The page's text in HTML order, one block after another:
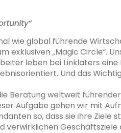
wie global führende
exklusiven „Magic Circle“.
leben bei Linklaters
Und das
Beratung weltweit
Aufgabe gehen wir mit
so, dass sie ihre Ziele
verwirklichen Geschäftsziele